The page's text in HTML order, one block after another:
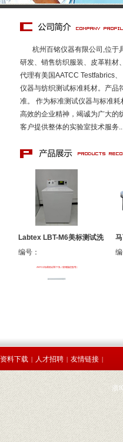
杭州百铭仪器有限公司,位于
研发、销售纺织服装、皮革鞋材
代理有美国AATCC Testfabrics
仪器与纺织测试标准耗材。产品
准。 作为标准测试仪器与标准
高效的企业精神，竭诚为广大的
客户提供整体的实验室技术服务
Labtex LBT-M6美标测试洗
编号：
编号：
资料下载 | 人才招聘 | 友情链接 |
浙